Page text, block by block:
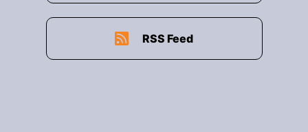
RSS Feed